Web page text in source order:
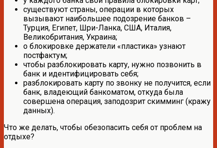
существуют страны, операции в которых
вызывают наибольшее подозрение банков –
Турция, Египет, Шри-Ланка, США, Италия,
Великобритания, Украина;
о блокировке держатели «пластика» узнают
постфактум;
чтобы разблокировать карту, нужно позвонить в
банк и идентифицировать себя;
разблокировать карту по звонку не получится, если
банк, владеющий банкоматом, откуда была
совершена операция, заподозрит скимминг (кражу
данных).
Что же делать, чтобы обезопасить себя от проблем на
отдыхе?